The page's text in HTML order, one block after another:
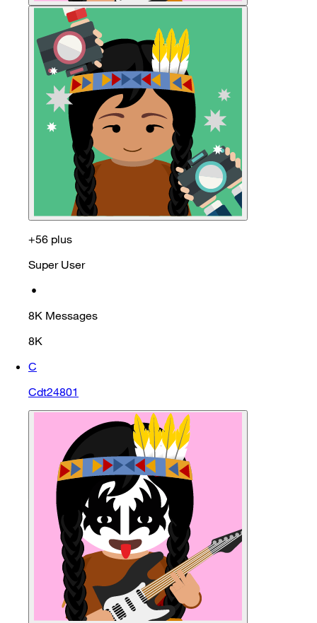
+56 plus
Super User
•
8K Messages
8K
C
Cdt24801